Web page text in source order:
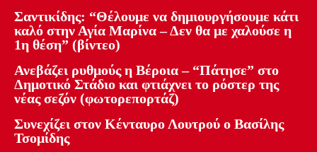
Σαντικίδης: “Θέλουμε να δημιουργήσουμε κάτι
καλό στην Αγία Μαρίνα – Δεν θα με χαλούσε η
1η θέση” (βίντεο)
Ανεβάζει ρυθμούς η Βέροια – “Πάτησε” στο
Δημοτικό Στάδιο και φτιάχνει το ρόστερ της
νέας σεζόν (φωτορεπορτάζ)
Συνεχίζει στον Κένταυρο Λουτρού ο Βασίλης
Τσομίδης